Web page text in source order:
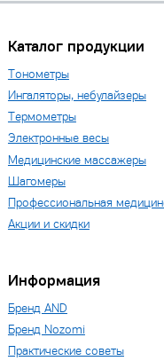
Каталог продукции
Тонометры
Ингаляторы, небулайзеры
Термометры
Электронные весы
Медицинские массажеры
Шагомеры
Профессиональная
Акции и скидки
Информация
Бренд AND
Бренд Nozomi
Практические советы